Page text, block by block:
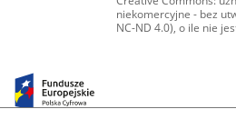
niekomercyjne - bez
NC-ND 4.0), o ile nie